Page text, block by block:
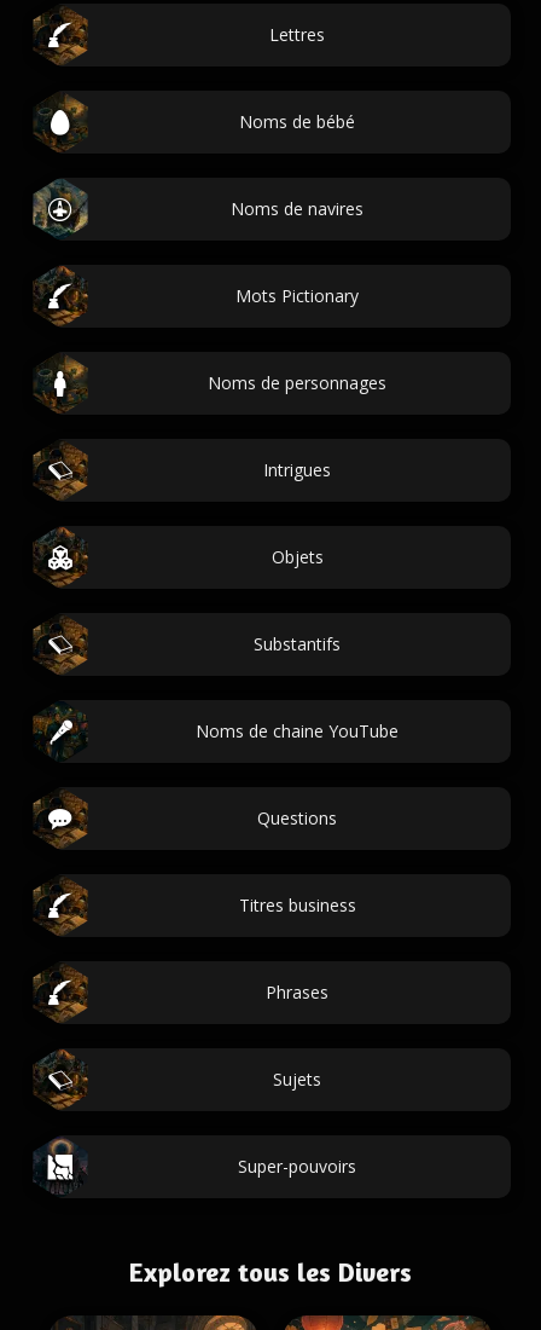
Lettres
Noms de bébé
Noms de navires
Mots Pictionary
Noms de personnages
Intrigues
Objets
Substantifs
Noms de chaine YouTube
Questions
Titres business
Phrases
Sujets
Super-pouvoirs
Explorez tous les Divers